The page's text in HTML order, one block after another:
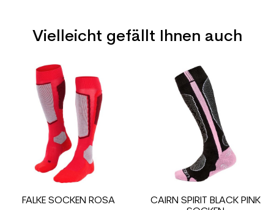
Spur
Benutzer
Ebene Sportliche Freizeit
Farbe
CO2-Einsparungen für
den Planeten (in kg)
Frauenfreizeit
Vielleicht gefällt Ihnen auch
FALKE SOCKEN ROSA
CAIRN SPIRIT BLACK PINK